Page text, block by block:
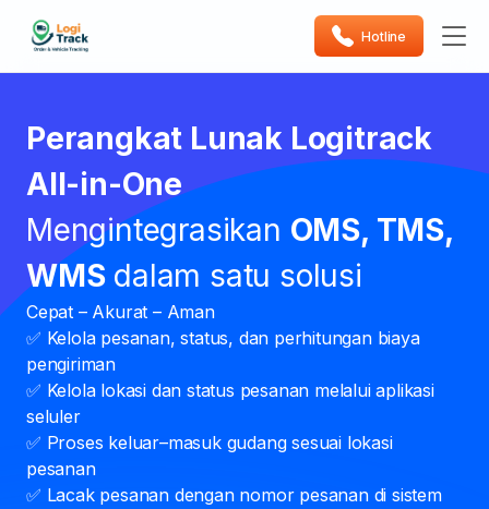
Hotline
Perangkat Lunak Logitrack
All-in-One
Mengintegrasikan OMS, TMS,
WMSdalam satu solusi
Cepat – Akurat – Aman
✅ Kelola pesanan, status, dan perhitungan biaya
pengiriman
✅ Kelola lokasi dan status pesanan melalui aplikasi
seluler
✅ Proses keluar–masuk gudang sesuai lokasi
pesanan
✅ Lacak pesanan dengan nomor pesanan di sistem